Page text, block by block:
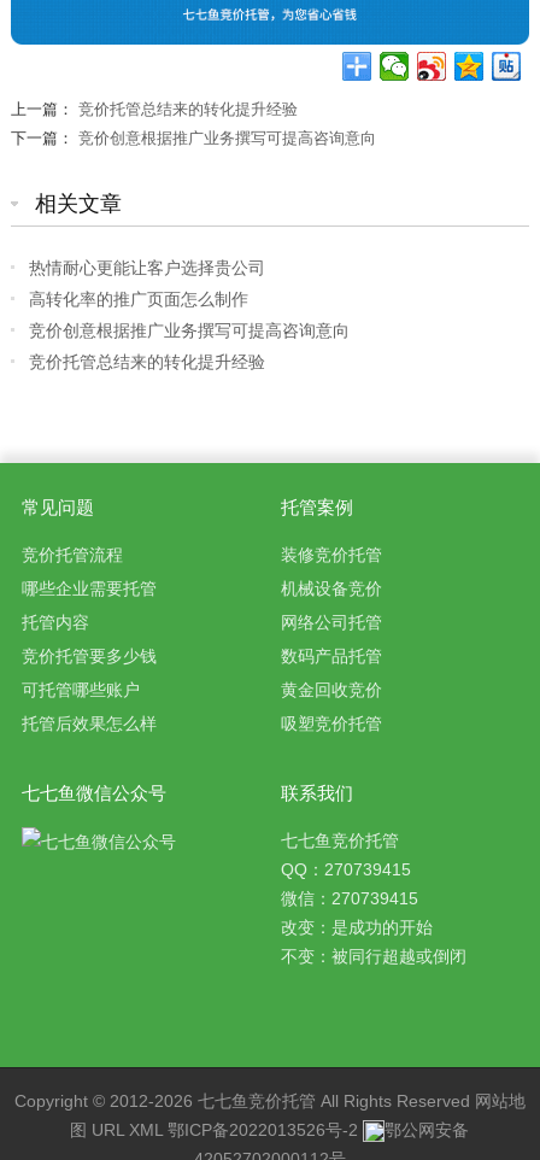
上一篇： 竞价托管总结来的转化提升经验
下一篇： 竞价创意根据推广业务撰写可提高咨询意向
相关文章
热情耐心更能让客户选择贵公司
高转化率的推广页面怎么制作
竞价创意根据推广业务撰写可提高咨询意向
竞价托管总结来的转化提升经验
常见问题
竞价托管流程
哪些企业需要托管
托管内容
竞价托管要多少钱
可托管哪些账户
托管后效果怎么样
托管案例
装修竞价托管
机械设备竞价
网络公司托管
数码产品托管
黄金回收竞价
吸塑竞价托管
七七鱼微信公众号 联系我们
七七鱼竞价托管
QQ：270739415
微信：270739415
改变：是成功的开始
不变：被同行超越或倒闭
Copyright © 2012-2026 七七鱼竞价托管 All Rights Reserved 网站地
图 URL XML 鄂ICP备2022013526号-2
鄂公网安备